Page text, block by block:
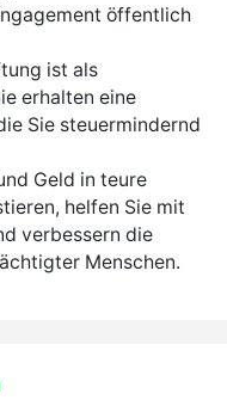
öffentlich
ist als
erhalten eine
Sie steuermindernd
Geld in teure
helfen Sie mit
verbessern die
Menschen.